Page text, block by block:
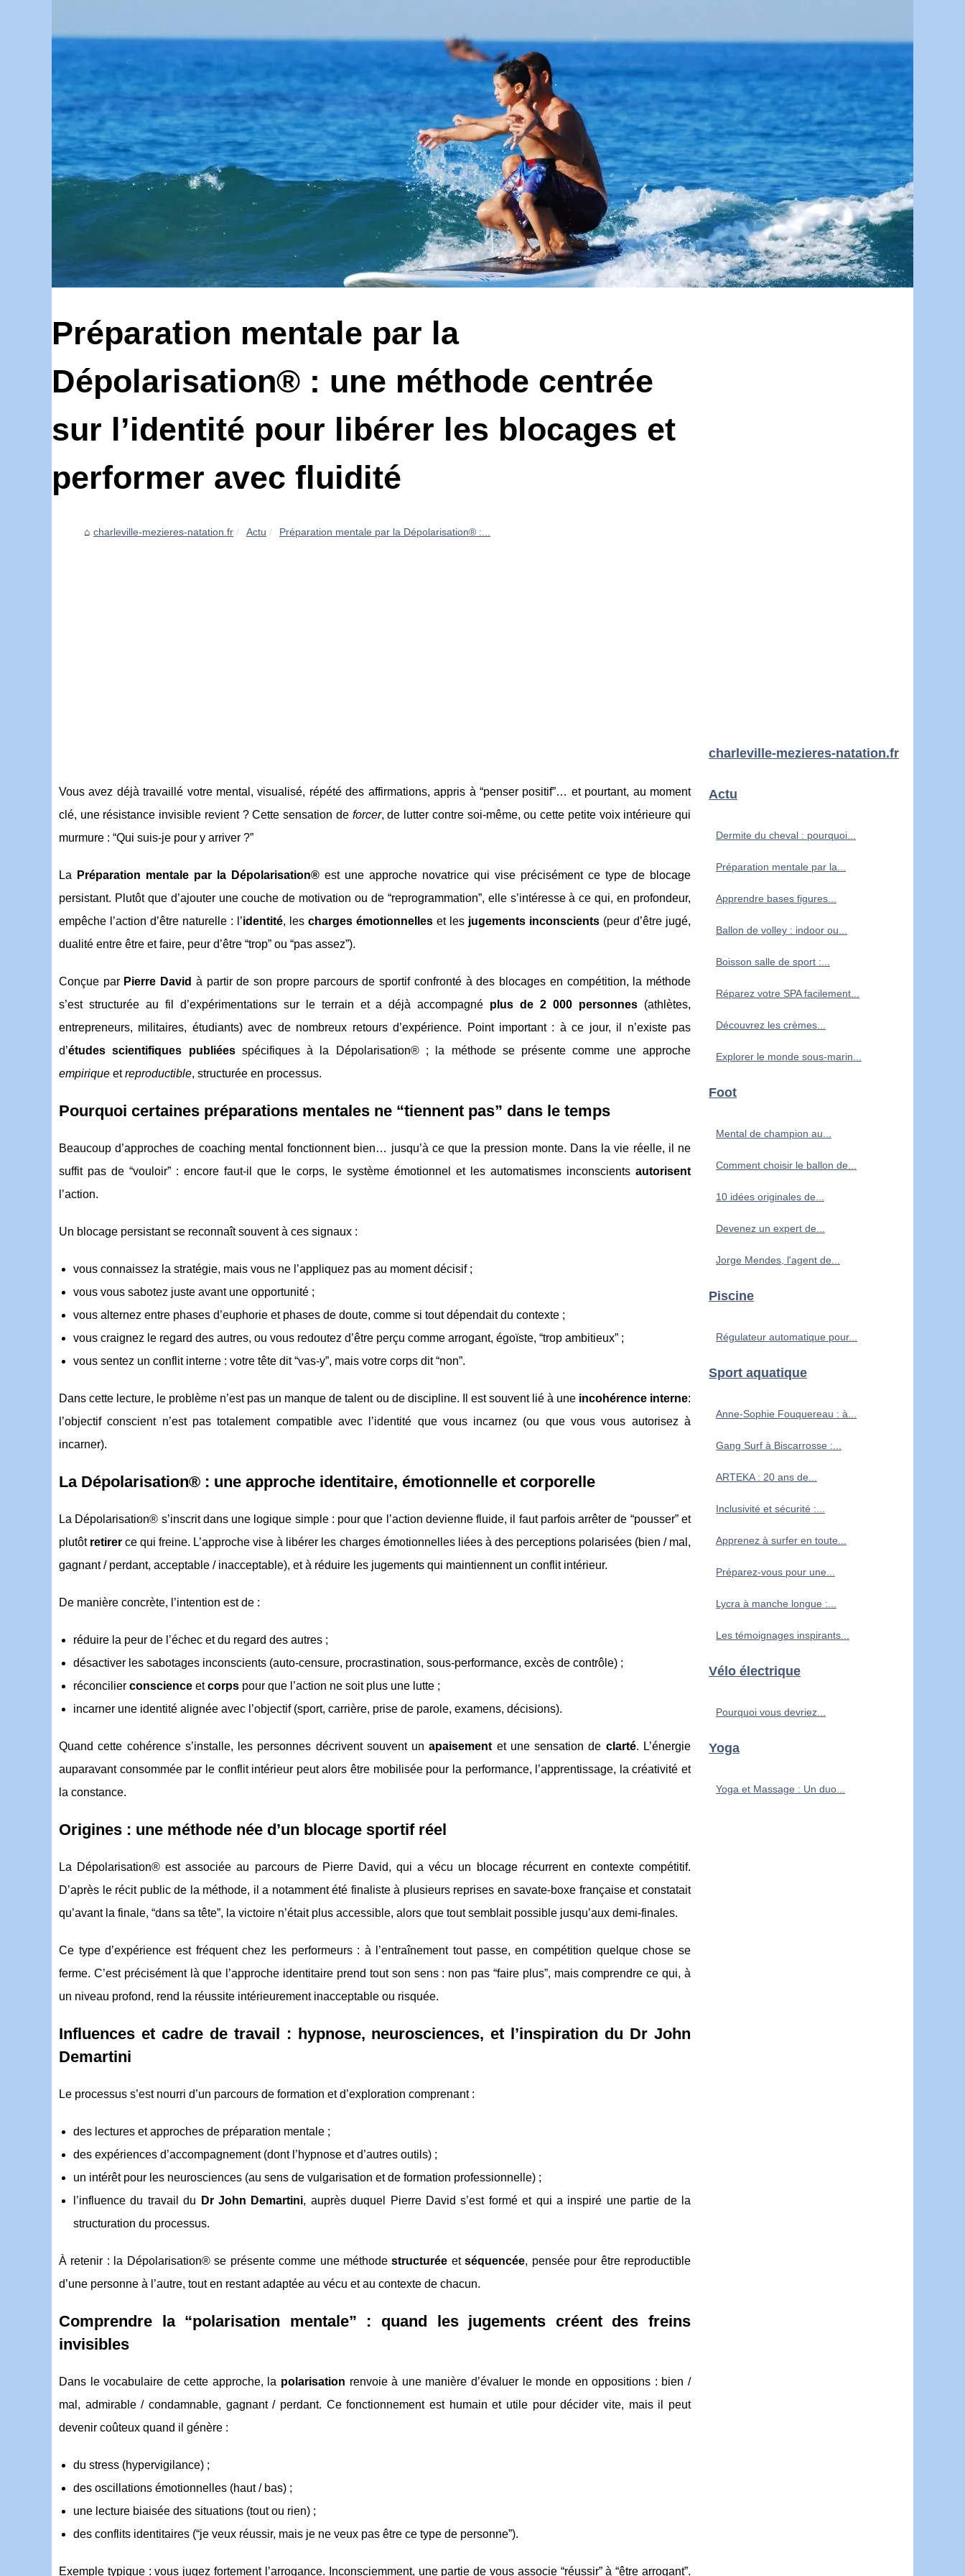
Préparation mentale par la
Dépolarisation® : une méthode centrée
sur l’identité pour libérer les blocages et
performer avec fluidité
charleville-mezieres-natation.fr Actu Préparation mentale par la Dépolarisation® :...
Vous avez déjà travaillé votre mental, visualisé, répété des affirmations, appris à “penser positif”… et pourtant, au moment
clé, une résistance invisible revient ? Cette sensation de forcer, de lutter contre soi-même, ou cette petite voix intérieure qui
murmure : “Qui suis-je pour y arriver ?”
La Préparation mentale par la Dépolarisation® est une approche novatrice qui vise précisément ce type de blocage
persistant. Plutôt que d’ajouter une couche de motivation ou de “reprogrammation”, elle s’intéresse à ce qui, en profondeur,
empêche l’action d’être naturelle : l’identité, les charges émotionnelles et les jugements inconscients (peur d’être jugé,
dualité entre être et faire, peur d’être “trop” ou “pas assez”).
Conçue par Pierre David à partir de son propre parcours de sportif confronté à des blocages en compétition, la méthode
s’est structurée au fil d’expérimentations sur le terrain et a déjà accompagné plus de 2 000 personnes (athlètes,
entrepreneurs, militaires, étudiants) avec de nombreux retours d’expérience. Point important : à ce jour, il n’existe pas
d’études scientifiques publiéesspécifiques à la Dépolarisation® ; la méthode se présente comme une approche
empirique etreproductible, structurée en processus.
Pourquoi certaines préparations mentales ne “tiennent pas” dans le temps
Beaucoup d’approches de coaching mental fonctionnent bien… jusqu’à ce que la pression monte. Dans la vie réelle, il ne
suffit pas de “vouloir” : encore faut-il que le corps, le système émotionnel et les automatismes inconscients autorisent
l’action.
Un blocage persistant se reconnaît souvent à ces signaux :
vous connaissez la stratégie, mais vous ne l’appliquez pas au moment décisif ;
vous vous sabotez juste avant une opportunité ;
vous alternez entre phases d’euphorie et phases de doute, comme si tout dépendait du contexte ;
vous craignez le regard des autres, ou vous redoutez d’être perçu comme arrogant, égoïste, “trop ambitieux” ;
vous sentez un conflit interne : votre tête dit “vas-y”, mais votre corps dit “non”.
Dans cette lecture, le problème n’est pas un manque de talent ou de discipline. Il est souvent lié à une incohérence interne:
l’objectif conscient n’est pas totalement compatible avec l’identité que vous incarnez (ou que vous vous autorisez à
incarner).
La Dépolarisation® : une approche identitaire, émotionnelle et corporelle
La Dépolarisation® s’inscrit dans une logique simple : pour que l’action devienne fluide, il faut parfois arrêter de “pousser” et
plutôt retirer ce qui freine. L’approche vise à libérer les charges émotionnelles liées à des perceptions polarisées (bien / mal,
gagnant / perdant, acceptable / inacceptable), et à réduire les jugements qui maintiennent un conflit intérieur.
De manière concrète, l’intention est de :
réduire la peur de l’échec et du regard des autres ;
désactiver les sabotages inconscients (auto-censure, procrastination, sous-performance, excès de contrôle) ;
réconcilier conscience etcorps pour que l’action ne soit plus une lutte ;
incarner une identité alignée avec l’objectif (sport, carrière, prise de parole, examens, décisions).
Quand cette cohérence s’installe, les personnes décrivent souvent unapaisement et une sensation de clarté. L’énergie
auparavant consommée par le conflit intérieur peut alors être mobilisée pour la performance, l’apprentissage, la créativité et
la constance.
Origines : une méthode née d’un blocage sportif réel
La Dépolarisation® est associée au parcours de Pierre David, qui a vécu un blocage récurrent en contexte compétitif.
D’après le récit public de la méthode, il a notamment été finaliste à plusieurs reprises en savate-boxe française et constatait
qu’avant la finale, “dans sa tête”, la victoire n’était plus accessible, alors que tout semblait possible jusqu’aux demi-finales.
Ce type d’expérience est fréquent chez les performeurs : à l’entraînement tout passe, en compétition quelque chose se
ferme. C’est précisément là que l’approche identitaire prend tout son sens : non pas “faire plus”, mais comprendre ce qui, à
un niveau profond, rend la réussite intérieurement inacceptable ou risquée.
Influences et cadre de travail : hypnose, neurosciences, et l’inspiration du Dr John
Demartini
Le processus s’est nourri d’un parcours de formation et d’exploration comprenant :
des lectures et approches de préparation mentale ;
des expériences d’accompagnement (dont l’hypnose et d’autres outils) ;
un intérêt pour les neurosciences (au sens de vulgarisation et de formation professionnelle) ;
l’influence du travail du
Dr John Demartini, auprès duquel Pierre David s’est formé et qui a inspiré une partie de la
structuration du processus.
À retenir : la Dépolarisation® se présente comme une méthodestructurée etséquencée, pensée pour être reproductible
d’une personne à l’autre, tout en restant adaptée au vécu et au contexte de chacun.
Comprendre la “polarisation mentale” : quand les jugements créent des freins
invisibles
Dans le vocabulaire de cette approche, la polarisation renvoie à une manière d’évaluer le monde en oppositions : bien /
mal, admirable / condamnable, gagnant / perdant. Ce fonctionnement est humain et utile pour décider vite, mais il peut
devenir coûteux quand il génère :
du stress (hypervigilance) ;
des oscillations émotionnelles (haut / bas) ;
une lecture biaisée des situations (tout ou rien) ;
des conflits identitaires (“je veux réussir, mais je ne veux pas être ce type de personne”).
Exemple typique : vous jugez fortement l’arrogance. Inconsciemment, une partie de vous associe “réussir” à “être arrogant”.
charleville-mezieres-natation.fr
Actu
Dermite du cheval : pourquoi...
Préparation mentale par la...
Apprendre bases figures...
Ballon de volley : indoor ou...
Boisson salle de sport :...
Réparez votre SPA facilement...
Découvrez les crèmes...
Explorer le monde sous-marin...
Foot
Mental de champion au...
Comment choisir le ballon de...
10 idées originales de...
Devenez un expert de...
Jorge Mendes, l'agent de...
Piscine
Régulateur automatique pour...
Sport aquatique
Anne-Sophie Fouquereau : à...
Gang Surf à Biscarrosse :...
ARTEKA : 20 ans de...
Inclusivité et sécurité :...
Apprenez à surfer en toute...
Préparez-vous pour une...
Lycra à manche longue :...
Les témoignages inspirants...
Vélo électrique
Pourquoi vous devriez...
Yoga
Yoga et Massage : Un duo...